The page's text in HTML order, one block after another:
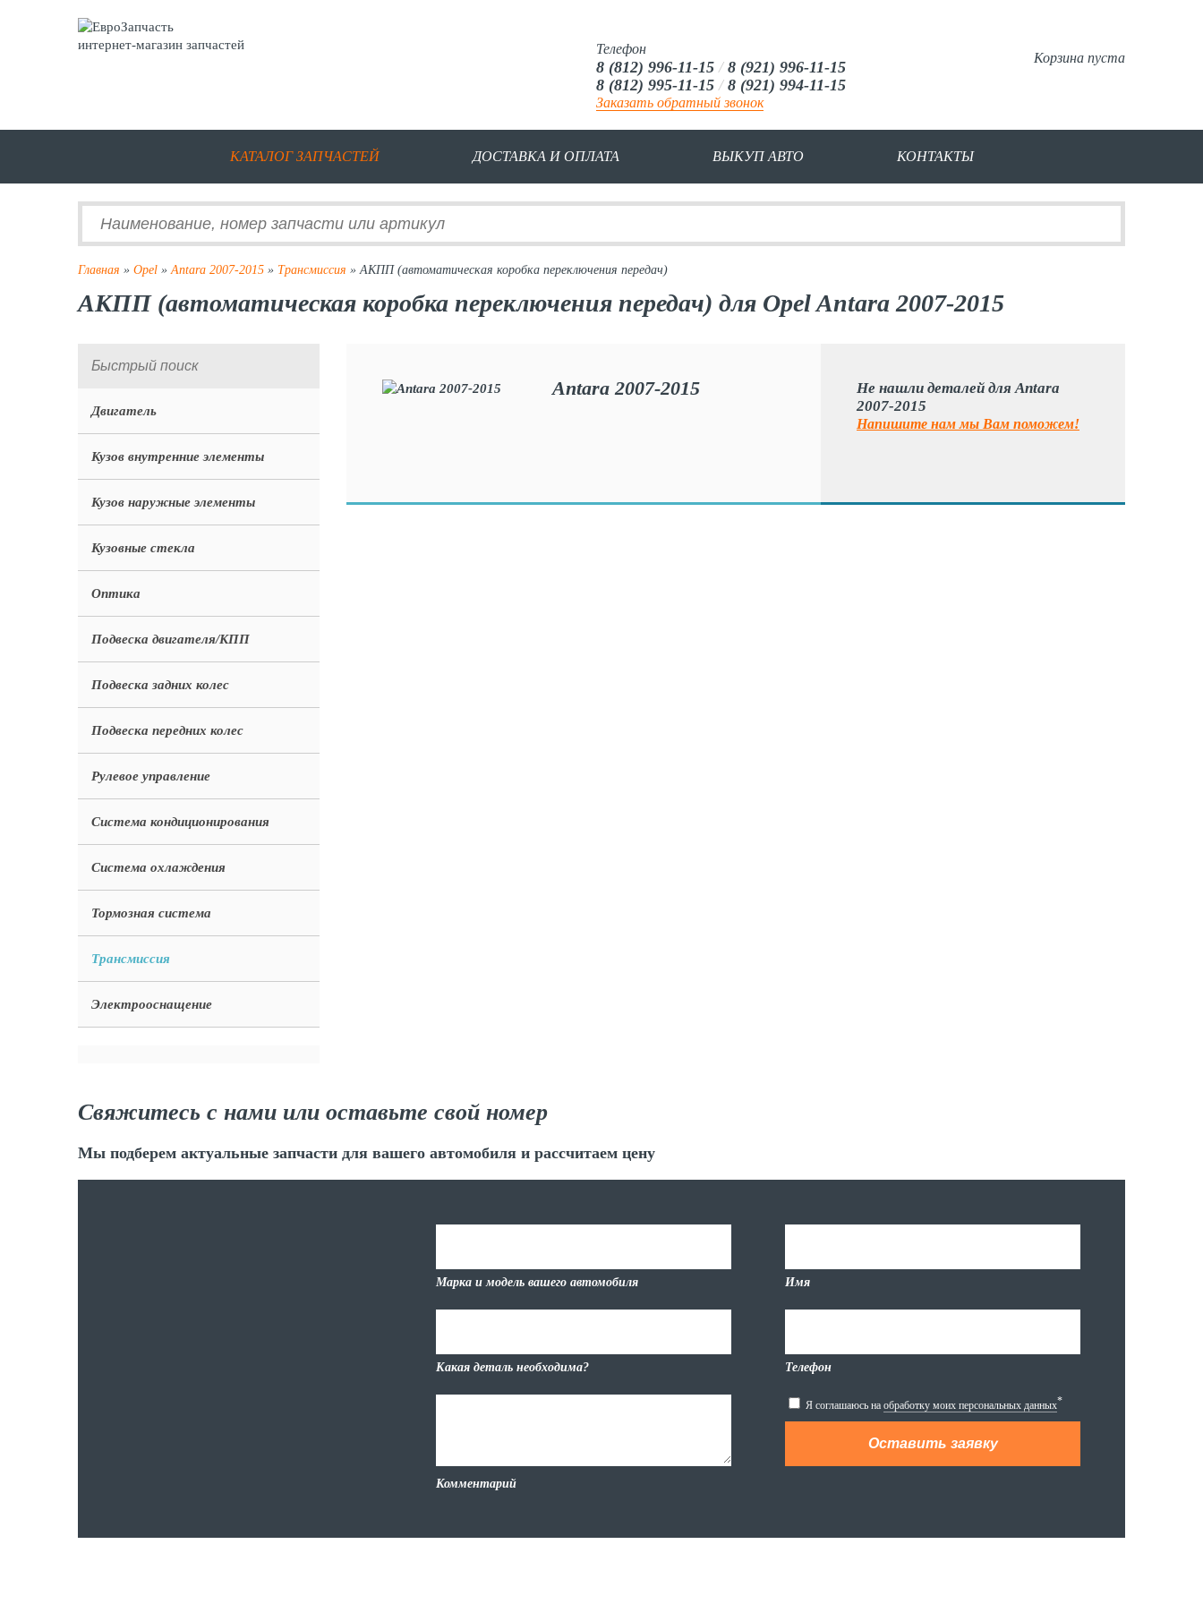
интернет-магазин запчастей
Корзина пуста
Телефон
8 (812) 996-11-15 / 8 (921) 996-11-15
8 (812) 995-11-15 / 8 (921) 994-11-15
Заказать обратный звонок
КАТАЛОГ ЗАПЧАСТЕЙ ДОСТАВКА И ОПЛАТА ВЫКУП АВТО КОНТАКТЫ
Главная » Opel »Antara 2007-2015 » Трансмиссия » АКПП (автоматическая коробка переключения передач)
АКПП (автоматическая коробка переключения передач) для Opel Antara 2007-2015
Двигатель
Кузов внутренние элементы
Кузов наружные элементы
Кузовные стекла
Оптика
Подвеска двигателя/КПП
Подвеска задних колес
Подвеска передних колес
Рулевое управление
Система кондиционирования
Система охлаждения
Тормозная система
Трансмиссия
Электрооснащение
Antara 2007-2015
Не нашли деталей для Antara
2007-2015
Напишите нам мы Вам поможем!
Свяжитесь с нами или оставьте свой номер
Мы подберем актуальные запчасти для вашего автомобиля и рассчитаем цену
Марка и модель вашего автомобиля
Какая деталь необходима?
Комментарий
Имя
Телефон
Я соглашаюсь на обработку моих персональных данных*